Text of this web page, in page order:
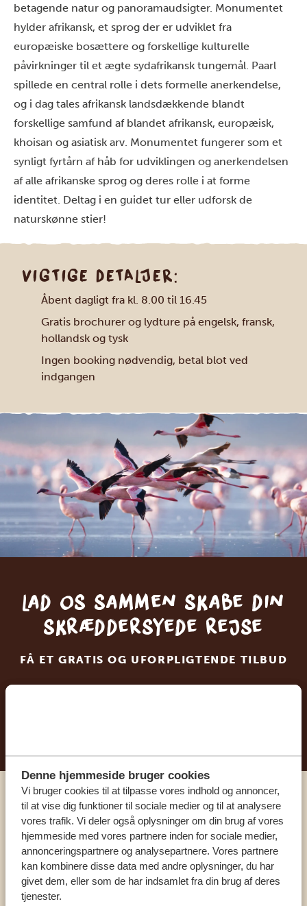
Denne hjemmeside bruger cookies
Vi bruger cookies til at tilpasse vores indhold og annoncer,
til at vise dig funktioner til sociale medier og til at analysere
vores trafik. Vi deler også oplysninger om din brug af vores
hjemmeside med vores partnere inden for sociale medier,
annonceringspartnere og analysepartnere. Vores partnere
kan kombinere disse data med andre oplysninger, du har
givet dem, eller som de har indsamlet fra din brug af deres
tjenester.
betagende natur og panoramaudsigter. Monumentet
hylder afrikansk, et sprog der er udviklet fra
europæiske bosættere og forskellige kulturelle
påvirkninger til et ægte sydafrikansk tungemål. Paarl
spillede en central rolle i dets formelle anerkendelse,
og i dag tales afrikansk landsdækkende blandt
forskellige samfund af blandet afrikansk, europæisk,
khoisan og asiatisk arv. Monumentet fungerer som et
synligt fyrtårn af håb for udviklingen og anerkendelsen
af alle afrikanske sprog og deres rolle i at forme
identitet. Deltag i en guidet tur eller udforsk de
naturskønne stier!
VIGTIGE DETALJER:
Åbent dagligt fra kl. 8.00 til 16.45
Gratis brochurer og lydture på engelsk, fransk,
hollandsk og tysk
Ingen booking nødvendig, betal blot ved
indgangen
Lad os sammen skabe din
skræddersyede rejse
FÅ ET GRATIS OG UFORPLIGTENDE TILBUD
Ring til en ekspert
VORES SPECIALISTER ER HER FOR AT
HJÆLPE DIG